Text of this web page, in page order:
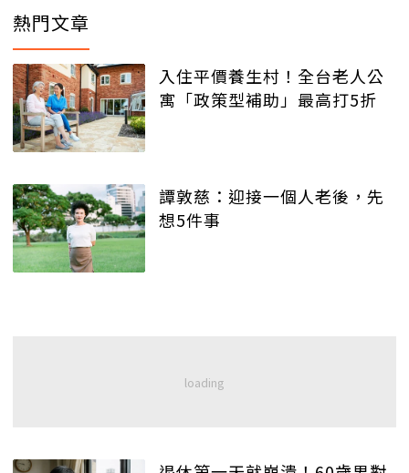
熱門文章
入住平價養生村！全台老人公
寓「政策型補助」最高打5折
譚敦慈：迎接一個人老後，先
想5件事